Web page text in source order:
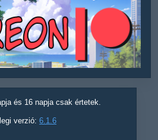
és 16 napja csak értetek.
verzió: 6.1.6